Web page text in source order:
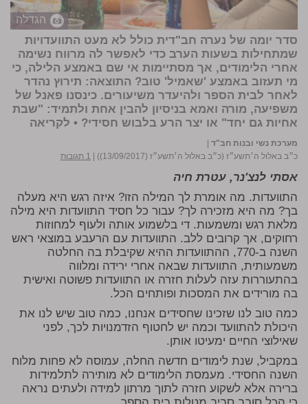
הגדלה
סדר יומה של נערה חב"דית כולל לא מעט התוועדויות
שמתחילות בשעות הערב כדי לאפשר לה מרווח נשימה
אחרי הלימודים, אך מסתיימות אי שם באמצע הלילה, כי
מי תעזוב באמצע 'שאמיל' טוב? התוצאה: תירוץ נהדר
לאחר לבית הספר ולהיעדר משיעורים. כינסנו פאנל של
משפיעה, מורה ואמא בניסיון להבין אחת ולתמיד: "שבת
אחיות גם יחד" או יצר הרע בלבוש חסידי? • לקריאה
מערכת נשי ובנות חב"ד
כ״ב באלול ה׳תשע״ז (כ״ב באלול ה׳תשע״ז (13/09/2017))
1 תגובות
אסתי לנצ'נר, עטרת חיה
התוועדות. מה אומרת לך המילה הזו? איזה רגש היא מעלה
בך? מה היא מזכירה לך? עבור כל חסיד התוועדות היא מילה
מלאת רגש ומשמעות. די בלשמוע אותה ולעוף למחוזות
רחוקים, אך קרובים ללב. התוועדות עם הרעבע במוצאי ראש
השנה ב-770, ההתוועדות ההיא שקיבלת בה החלטה
משמעותית, התוועדות שבאה אחרי ירידה ומלווה
בהתעוררות עזה לעלות חזרה או התוועדות פשוטה ואישית
בה מורידים את המסכות ופותחים הכל.
כמה טוב לנו שזכינו שחסידים אנחנו, כמה טוב שיש לנו את
היכולת להתוועד וכמה יש לחטוף הזדמנויות לכך, לפני
שאילוצי החיים ימעיטו אותן.
במקביל, שנת לימודים חדשה החלה, עמוסה לא פחות מלוח
השנה החסידי. מעמסת הלימודים לא מותירה לתלמידות
ברירה אלא לשקוע חזרה לתוך מרתון למידה ולעתים נראה